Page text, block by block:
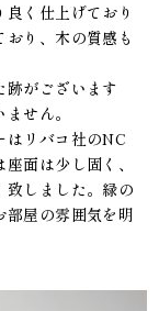
く仕上げており
り、木の質感も
がございます
せん。
はリバコ社のNC
面は少し固く、
しました。緑の
部屋の雰囲気を明